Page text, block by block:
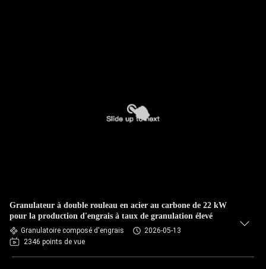
Granulateur à double rouleau en acier au carbone de 22 kW
pour la production d'engrais à taux de granulation élevé
Granulatoire composé d'engrais
2026-05-13
2346 points de vue